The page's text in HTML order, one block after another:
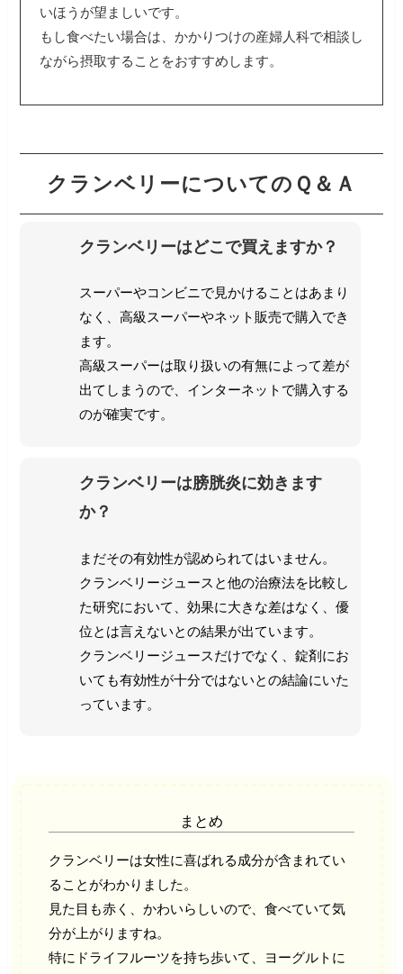
いほうが望ましいです。
もし食べたい場合は、かかりつけの産婦人科で相談し
ながら摂取することをおすすめします。
クランベリーについてのＱ＆Ａ
クランベリーはどこで買えますか？
スーパーやコンビニで見かけることはあまり
なく、高級スーパーやネット販売で購入でき
ます。
高級スーパーは取り扱いの有無によって差が
出てしまうので、インターネットで購入する
のが確実です。
クランベリーは膀胱炎に効きます
か？
まだその有効性が認められてはいません。
クランベリージュースと他の治療法を比較し
た研究において、効果に大きな差はなく、優
位とは言えないとの結果が出ています。
クランベリージュースだけでなく、錠剤にお
いても有効性が十分ではないとの結論にいた
っています。
まとめ
クランベリーは女性に喜ばれる成分が含まれてい
ることがわかりました。
見た目も赤く、かわいらしいので、食べていて気
分が上がりますね。
特にドライフルーツを持ち歩いて、ヨーグルトに